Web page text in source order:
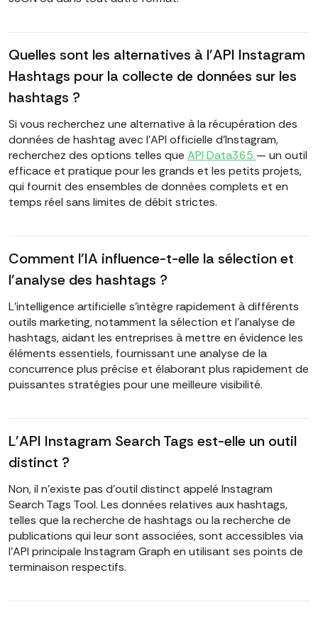
Quelles sont les alternatives à l'API Instagram
Hashtags pour la collecte de données sur les
hashtags ?
Si vous recherchez une alternative à la récupération des
données de hashtag avec l'API officielle d'Instagram,
recherchez des options telles que API Data365 — un outil
efficace et pratique pour les grands et les petits projets,
qui fournit des ensembles de données complets et en
temps réel sans limites de débit strictes.
Comment l'IA influence-t-elle la sélection et
l'analyse des hashtags ?
L'intelligence artificielle s'intègre rapidement à différents
outils marketing, notamment la sélection et l'analyse de
hashtags, aidant les entreprises à mettre en évidence les
éléments essentiels, fournissant une analyse de la
concurrence plus précise et élaborant plus rapidement de
puissantes stratégies pour une meilleure visibilité.
L'API Instagram Search Tags est-elle un outil
distinct ?
Non, il n'existe pas d'outil distinct appelé Instagram
Search Tags Tool. Les données relatives aux hashtags,
telles que la recherche de hashtags ou la recherche de
publications qui leur sont associées, sont accessibles via
l'API principale Instagram Graph en utilisant ses points de
terminaison respectifs.